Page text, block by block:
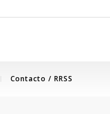
Contacto / RRSS